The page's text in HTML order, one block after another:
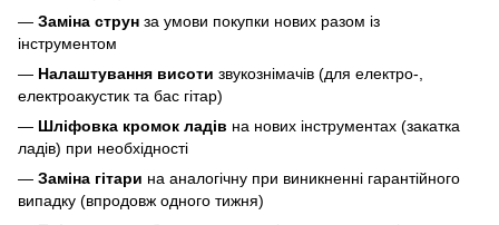
— Заміна струн за умови покупки нових разом із
інструментом
— Налаштування висоти звукознімачів (для електро-,
електроакустик та бас гітар)
— Шліфовка кромок ладів на нових інструментах (закатка
ладів) при необхідності
— Заміна гітари на аналогічну при виникненні гарантійного
випадку (впродовж одного тижня)